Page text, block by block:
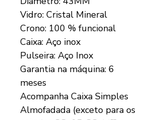
Vidro: Cristal Mineral
Crono: 100 % funcional
Caixa: Aço inox
Pulseira: Aço Inox
Garantia na máquina: 6
meses
Acompanha Caixa Simples
Almofadada (exceto para os